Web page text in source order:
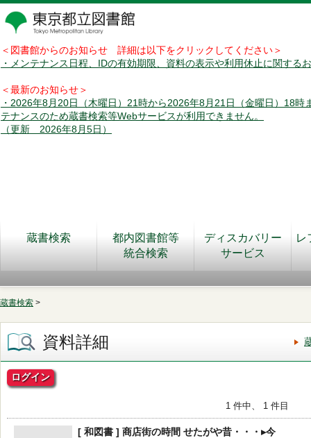
＜図書館からのお知らせ 詳細は以下をクリックしてください＞
・メンテナンス日程、IDの有効期限、資料の表示や利用休止に関する
＜最新のお知らせ＞
・2026年8月20日（木曜日）21時から2026年8月21日（金曜日）18時
テナンスのため蔵書検索等Webサービスが利用できません。
（更新 2026年8月5日）
蔵書検索
都内図書館等
統合検索
ディスカバリー
サービス
レ
蔵書検索 >
資料詳細
ログイン
1 件中、 1 件目
[ 和図書 ] 商店街の時間 せたがや昔・・・▸今